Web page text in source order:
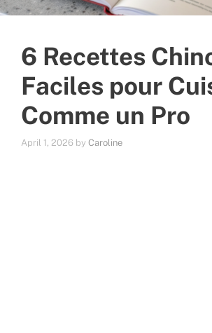
6 Recettes
Faciles pour
Comme un Pro
April 1, 2026 by Caroline